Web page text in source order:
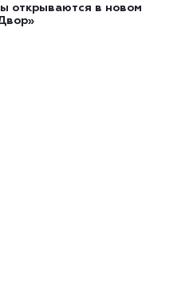
открываются в новом